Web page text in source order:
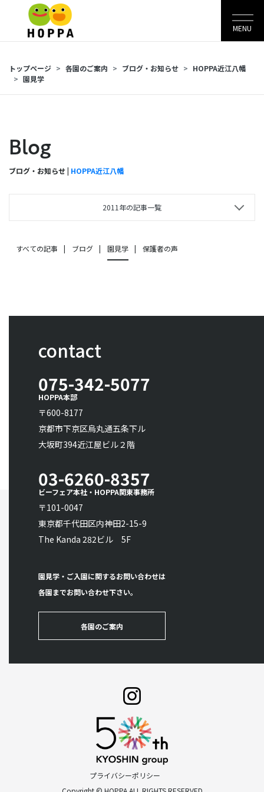
MENU
トップページ 各園のご案内 ブログ・お知らせ
HOPPA近江八幡
園見学
Blog
ブログ・お知らせ | HOPPA近江八幡
2011年の記事一覧
すべての記事 ブログ 園見学 保護者の声
contact
075-342-5077
HOPPA本部
〒600-8177
京都市下京区烏丸通五条下ル
大坂町394近江屋ビル２階
03-6260-8357
ビーフェア本社・HOPPA関東事務所
〒101-0047
東京都千代田区内神田2-15-9
The Kanda 282ビル 5F
園見学・ご入園に関するお問い合わせは
各園までお問い合わせ下さい。
各園のご案内
プライバシーポリシー